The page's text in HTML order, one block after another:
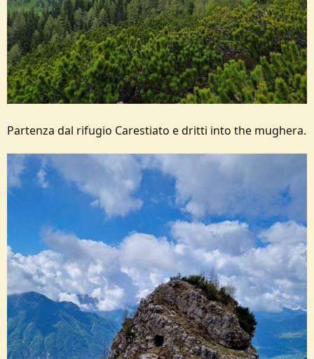
Partenza dal rifugio Carestiato e dritti into the mughera.